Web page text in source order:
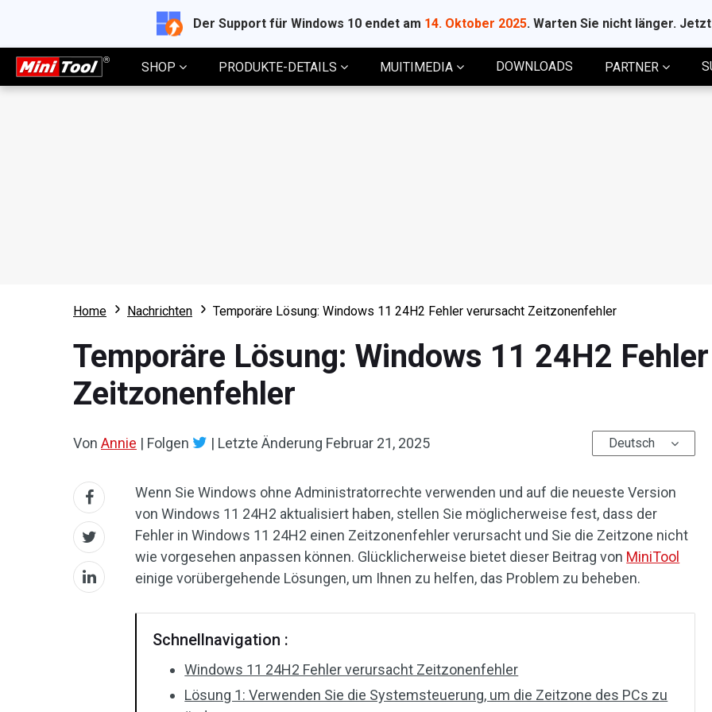
Der Support für Windows 10 endet am 14. Oktober 2025. Warten Sie nicht länger.
SHOP PRODUKTE-DETAILS MUITIMEDIA DOWNLOADS PARTNER
Home Nachrichten Temporäre Lösung: Windows 11 24H2 Fehler verursacht Zeitzonenfehler
Temporäre Lösung: Windows 11 24H2
Zeitzonenfehler
Von Annie | Folgen | Letzte Änderung Februar 21, 2025 Deutsch
Wenn Sie Windows ohne Administratorrechte verwenden und auf die neueste Version
von Windows 11 24H2 aktualisiert haben, stellen Sie möglicherweise fest, dass der
Fehler in Windows 11 24H2 einen Zeitzonenfehler verursacht und Sie die Zeitzone nicht
wie vorgesehen anpassen können. Glücklicherweise bietet dieser Beitrag von MiniTool
einige vorübergehende Lösungen, um Ihnen zu helfen, das Problem zu beheben.
Schnellnavigation :
Windows 11 24H2 Fehler verursacht Zeitzonenfehler
Lösung 1: Verwenden Sie die Systemsteuerung, um die Zeitzone des PCs zu